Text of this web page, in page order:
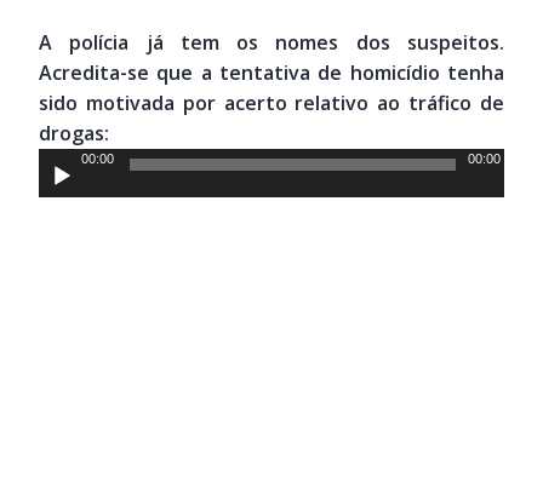
A polícia já tem os nomes dos suspeitos.
Acredita-se que a tentativa de homicídio tenha
sido motivada por acerto relativo ao tráfico de
drogas:
Tocador
de
00:00 00:00